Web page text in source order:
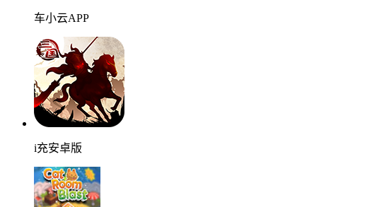
车小云APP
i充安卓版